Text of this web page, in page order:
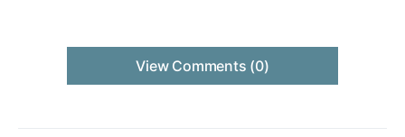
View Comments (0)